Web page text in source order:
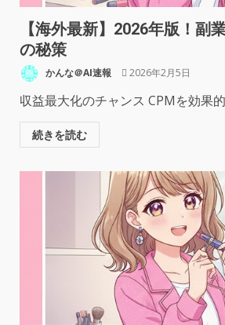
【海外最新】2026年版！副
の秘策
かんな＠AI速報 2026年2月5日
収益最大化のチャンス CPMを効果的
続きを読む